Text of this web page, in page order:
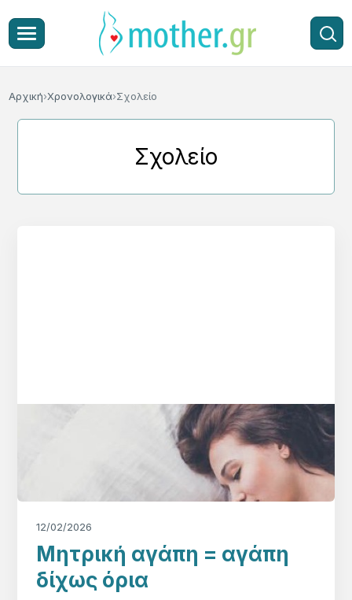
Αρχική Χρονολογικά Σχολείο
Σχολείο
12/02/2026
Μητρική αγάπη = αγάπη
δίχως όρια